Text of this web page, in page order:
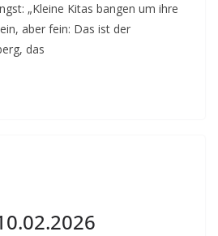
„Kleine Kitas bangen um ihre
aber fein: Das ist der
das